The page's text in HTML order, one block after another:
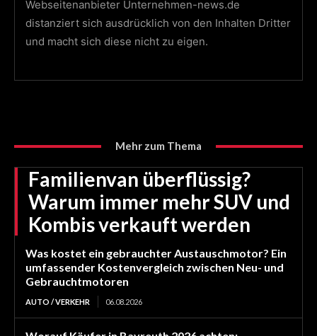
Webseitenanbieter Unternehmen-news.de
distanziert sich ausdrücklich von den Inhalten Dritter
und macht sich diese nicht zu eigen.
Mehr zum Thema
Familienvan überflüssig?
Warum immer mehr SUV und
Kombis verkauft werden
Was kostet ein gebrauchter Austauschmotor? Ein
umfassender Kostenvergleich zwischen Neu- und
Gebrauchtmotoren
AUTO / VERKEHR 06.08.2026